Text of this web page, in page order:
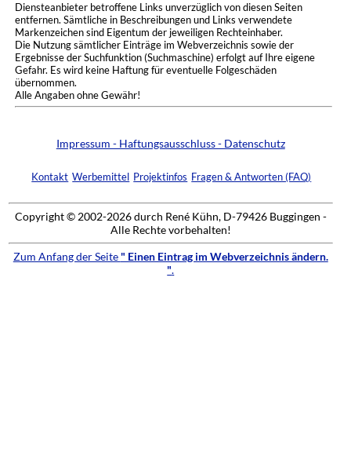
Diensteanbieter betroffene Links unverzüglich von diesen Seiten
entfernen. Sämtliche in Beschreibungen und Links verwendete
Markenzeichen sind Eigentum der jeweiligen Rechteinhaber.
Die Nutzung sämtlicher Einträge im Webverzeichnis sowie der
Ergebnisse der Suchfunktion (Suchmaschine) erfolgt auf Ihre eigene
Gefahr. Es wird keine Haftung für eventuelle Folgeschäden
übernommen.
Alle Angaben ohne Gewähr!
Impressum - Haftungsausschluss - Datenschutz
Kontakt Werbemittel Projektinfos Fragen & Antworten (FAQ)
Copyright © 2002-2026 durch René Kühn, D-79426 Buggingen -
Alle Rechte vorbehalten!
Zum Anfang der Seite " Einen Eintrag im Webverzeichnis ändern.
".